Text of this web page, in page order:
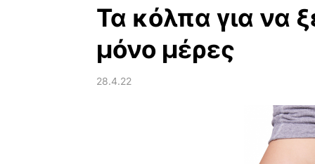
Τα κόλπα για να
μόνο μέρες
28.4.22